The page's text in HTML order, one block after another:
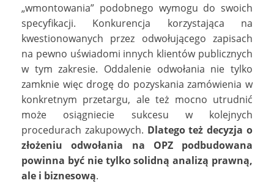
„wmontowania” podobnego wymogu do swoich
specyfikacji. Konkurencja korzystająca na
kwestionowanych przez odwołującego zapisach
na pewno uświadomi innych klientów publicznych
w tym zakresie. Oddalenie odwołania nie tylko
zamknie więc drogę do pozyskania zamówienia w
konkretnym przetargu, ale też mocno utrudnić
może osiągniecie sukcesu w kolejnych
procedurach zakupowych. Dlatego też decyzja o
złożeniu odwołania na OPZ podbudowana
powinna być nie tylko solidną analizą prawną,
ale i biznesową.